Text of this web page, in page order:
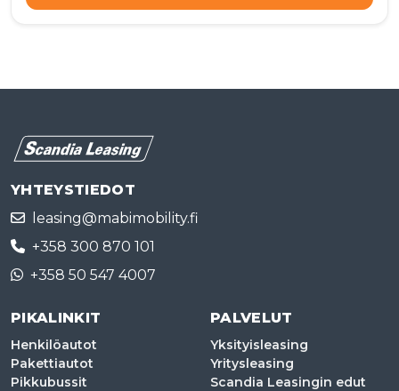
YHTEYSTIEDOT
leasing@mabimobility.fi
+358 300 870 101
+358 50 547 4007
PIKALINKIT
Henkilöautot
Pakettiautot
Pikkubussit
PALVELUT
Yksityisleasing
Yritysleasing
Scandia Leasingin edut